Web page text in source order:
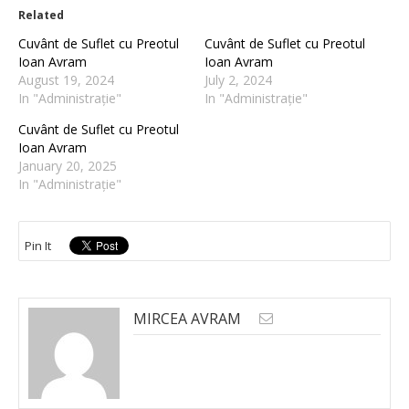
Related
Cuvânt de Suflet cu Preotul
Ioan Avram
August 19, 2024
In "Administrație"
Cuvânt de Suflet cu Preotul
Ioan Avram
July 2, 2024
In "Administrație"
Cuvânt de Suflet cu Preotul
Ioan Avram
January 20, 2025
In "Administrație"
Pin It
MIRCEA AVRAM